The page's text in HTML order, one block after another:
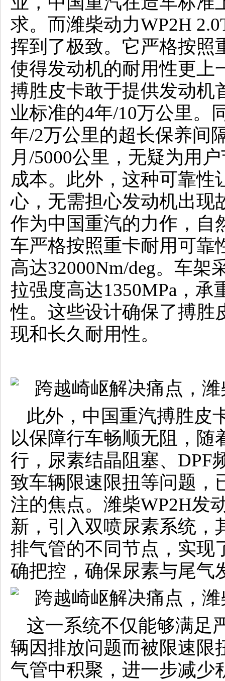
求。而潍柴动力WP2H
挥到了极致。它严格按照
使得发动机的耐用性更上
搏胜皮卡敢于提供发动机
业标准的4年/10万公里。
年/2万公里的超长保养间
月/5000公里，无疑为用
成本。此外，这种可靠性
心，无需担心发动机出现
作为中国重汽的力作，自
车严格按照重卡耐用可靠
高达32000Nm/deg。车架
拉强度高达1350MPa，
性。这些设计确保了搏胜
现和长久耐用性。
此外，中国重汽搏胜皮
以保障行车畅顺无阻，随
行，尿素结晶阻塞、DPF
致车辆限速限扭等问题，
注的焦点。潍柴WP2H发
新，引入双喷尿素系统，
排气管的不同节点，实现
确把控，确保尿素与尾气
这一系统不仅能够满足
辆因排放问题而被限速限
气管中积聚，进一步减少